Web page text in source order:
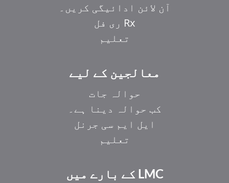
آن لائن ادائیگی کریں۔
Rx ری فل
تعلیم
معالجین کے لیے
حوالہ جات
کب حوالہ دینا ہے۔
ایل ایم سی جرنل
تعلیم
LMC کے بارے میں